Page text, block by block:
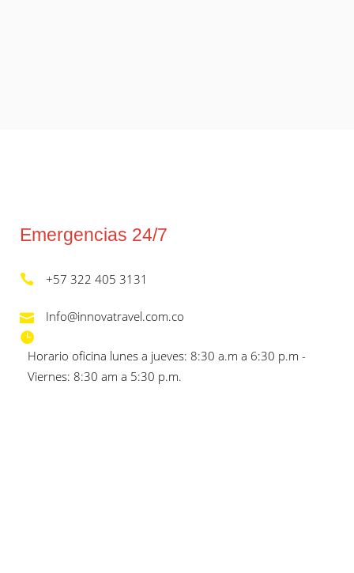
Emergencias 24/7
+57 322 405 3131
Info@innovatravel.com.co
Horario oficina lunes a jueves: 8:30 a.m a 6:30 p.m -
Viernes: 8:30 am a 5:30 p.m.